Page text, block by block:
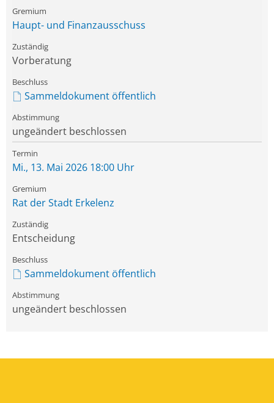
Haupt- und Finanzausschuss
Vorberatung
Sammeldokument öffentlich
ungeändert beschlossen
Mi., 13. Mai 2026 18:00 Uhr
Rat der Stadt Erkelenz
Entscheidung
Sammeldokument öffentlich
ungeändert beschlossen